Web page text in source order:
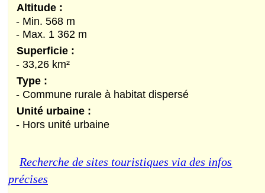
Altitude :
- Min. 568 m
- Max. 1 362 m
Superficie :
- 33,26 km²
Type :
- Commune rurale à habitat dispersé
Unité urbaine :
- Hors unité urbaine
Recherche de sites touristiques via des infos
précises